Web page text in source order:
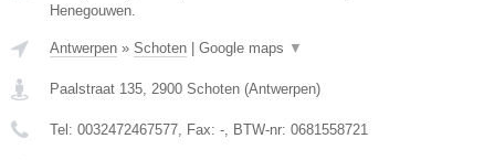
Henegouwen.
Antwerpen » Schoten | Google maps ▼
Paalstraat 135 2900 Schoten (Antwerpen)
Tel: 0032472467577 , Fax: - , BTW-nr: 0681558721